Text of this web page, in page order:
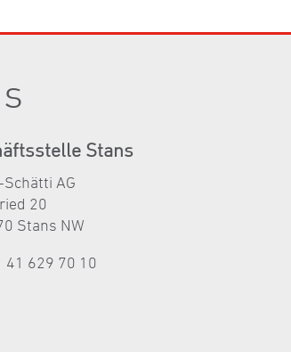
Stans
AG
20
Stans NW
41 629 70 10